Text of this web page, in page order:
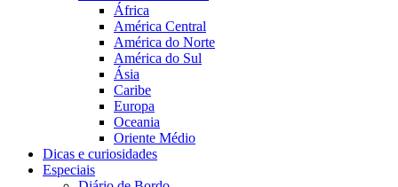
África
América Central
América do Norte
América do Sul
Ásia
Caribe
Europa
Oceania
Oriente Médio
Dicas e curiosidades
Especiais